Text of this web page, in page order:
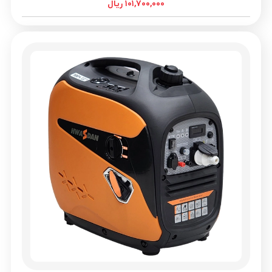
۱۰۱,۷۰۰,۰۰۰ ریال